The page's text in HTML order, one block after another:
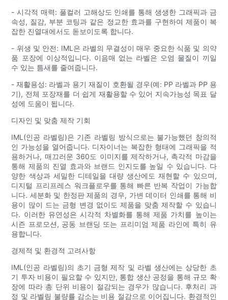
- 시각적 매력: 풀컬러 고해상도 인쇄를 통해 생생한 그래픽과 금
속성, 질감, 부분 코팅과 같은 정교한 효과를 구현하여 제품이 복
잡한 진열대에서도 돋보이도록 합니다.
- 위생 및 안전: IML은 라벨의 무결성이 매우 중요한 식품 및 의약
품 포장에 이상적입니다. 이음매 없는 라벨은 오염 물질이 끼일
수 있는 틈새를 줄여줍니다.
- 재활용성: 라벨과 용기 재질이 호환될 경우(예: PP 라벨과 PP 용
기), 전체 포장재를 더 쉽게 재활용할 수 있어 지속가능성 목표 달
성에 도움이 됩니다.
디자인 및 맞춤 제작 기회
IML(인공 라벨링)은 기존 라벨링 방식으로는 불가능했던 창의적
인 가능성을 열어줍니다. 디자이너는 복잡한 형태에 그래픽을 적
용하거나, 매끄러운 360도 이미지를 제작하거나, 촉각적 마감을
통해 제품의 진열 효과와 브랜드 인지도를 높일 수 있습니다. 다
양한 색상과 세밀한 디테일을 대량 생산에도 재현할 수 있으며,
디지털 프리프레스 워크플로우를 통해 빠른 반복 작업이 가능합
니다. 세분화 및 한정판 제품의 경우, 가변 데이터 인쇄를 통해 비
용이 많이 드는 금형 변경 없이도 제품을 맞춤 제작할 수 있습니
다. 이러한 유연성은 시각적 차별화를 통해 제품 가치를 높이는
시즌 프로모션, 공동 브랜딩 또는 프리미엄 제품 라인에 특히 유
용합니다.
경제적 및 환경적 고려사항
IML(인공 라벨링)의 초기 금형 제작 및 라벨 생산에는 상당한 초
기 투자 비용이 필요할 수 있지만, 통합 생산 공정을 통해 규모 확
장에 따라 총 단위 비용이 절감되는 경우가 많습니다. 후처리 과
정 및 라벨링 불량률 감소는 비용 절감으로 이어집니다. 환경적인